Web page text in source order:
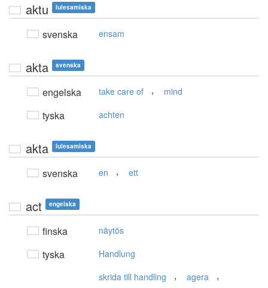
aktu lulesamiska
svenska ensam
akta svenska
engelska take care of , mind
tyska achten
akta lulesamiska
svenska en , ett
act engelska
finska näytös
tyska Handlung
skrida till handling , agera ,